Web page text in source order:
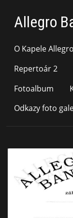
Allegro
O Kapele
Repertoár 2
Fotoalbum
Odkazy foto